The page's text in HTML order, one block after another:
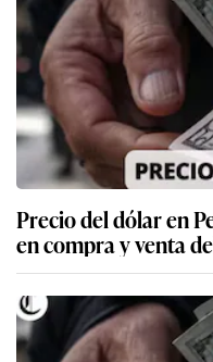
Precio del dólar en
en compra y venta